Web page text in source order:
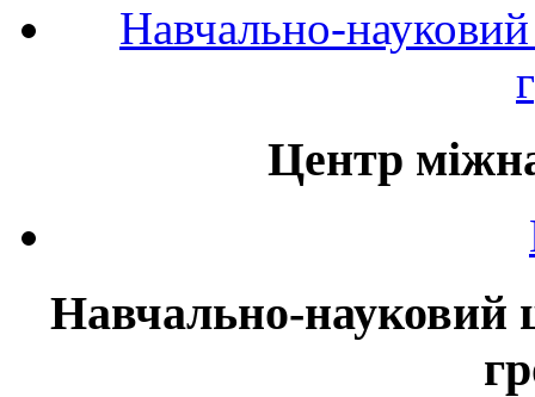
Навчально-
Центр
Навчально-науковий